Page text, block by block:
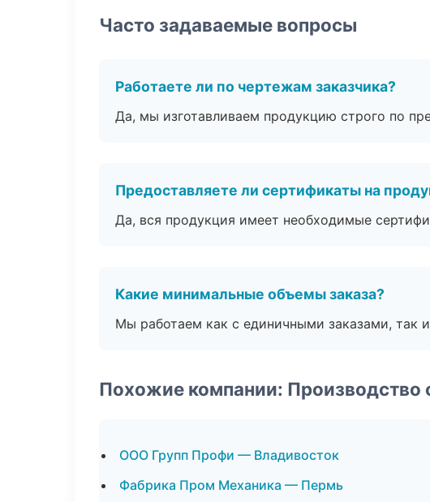
Часто задаваемые вопросы
Работаете ли по чертежам заказчика?
Да, мы изготавливаем продукцию строго по
Предоставляете ли сертификаты на
Да, вся продукция имеет необходимые
Какие минимальные объемы заказа?
Мы работаем как с единичными заказами,
Похожие компании: Производство
ООО Групп Профи — Владивосток
Фабрика Пром Механика — Пермь